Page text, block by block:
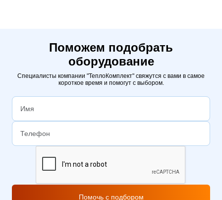
Поможем подобрать
оборудование
Специалисты компании "ТеплоКомплект" свяжутся с вами в самое
короткое время и помогут с выбором.
Помочь с подбором